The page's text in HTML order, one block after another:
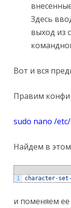
Здесь
выход из
Вот и вся
Правим
sudo nano /
Найдем в
1
character-set -
и поменяем